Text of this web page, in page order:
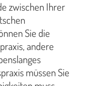
zwischen Ihrer
Sie die
andere
müssen Sie